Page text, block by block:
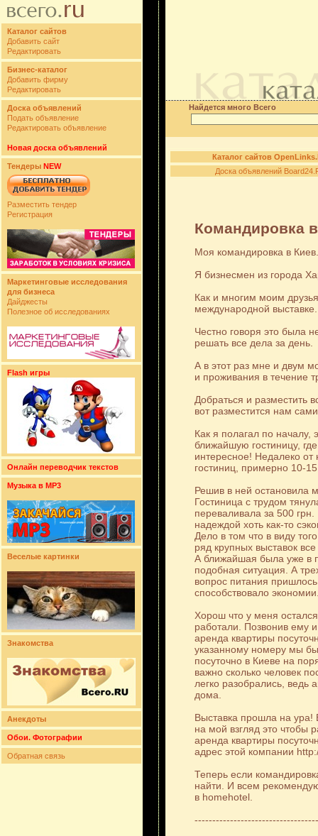
Каталог сайтов
Добавить сайт
Редактировать
Бизнес-каталог
Добавить фирму
Редактировать
Доска объявлений
Подать объявление
Редактировать объявление
Новая доска объявлений
Тендеры NEW
Разместить тендер
Регистрация
Маркетинговые исследования
для бизнеса
Дайджесты
Полезное об исследованиях
Flash игры
Онлайн переводчик текстов
Музыка в MP3
Веселые картинки
Знакомства
Анекдоты
Обои. Фотографии
Обратная связь
Найдется много Всего
Каталог сайтов
Доска объявлений
Командировка
Моя командировка в Киев.
Я бизнесмен из города
Как и многим моим
международной выставке.
Честно говоря это была
решать все дела за день.
А в этот раз мне и двум
и проживания в течение
Добраться и разместить
вот разместится нам
Как я полагал по
ближайшую гостиницу,
интересное! Недалеко от
гостиниц, примерно 10-
Решив в ней остановила
Гостиница с трудом
переваливала за 500
надеждой хоть как-то
Дело в том что в виду
ряд крупных выставок
А ближайшая была уже в
подобная ситуация. А
вопрос питания
способствовало
Хорош что у меня
работали. Позвонив ему
аренда квартиры
указанному номеру мы
посуточно в Киеве на
важно сколько человек
легко разобрались, ведь
дома.
Выставка прошла на
на мой взгляд это чтобы
аренда квартиры
адрес этой компании
Теперь если
найти. И всем
в homehotel.